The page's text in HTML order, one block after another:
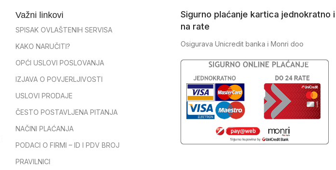
Važni linkovi
SPISAK OVLAŠTENIH SERVISA
KAKO NARUČITI?
OPĆI USLOVI POSLOVANJA
IZJAVA O POVJERLJIVOSTI
USLOVI PRODAJE
ČESTO POSTAVLJENA PITANJA
NAČINI PLAĆANJA
PODACI O FIRMI – ID I PDV BROJ
PRAVILNICI
Sigurno plaćanje kartica jednokratno i
na rate
Osigurava Unicredit banka i Monri doo